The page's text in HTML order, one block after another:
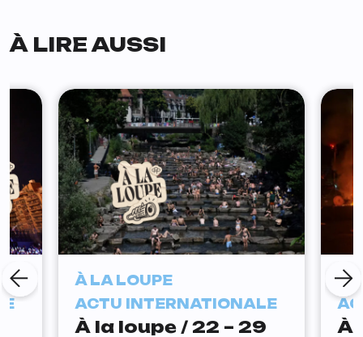
À LIRE AUSSI
À LA LOUPE
ACTU INTERNATIONALE
À la loupe / 22 – 29
À
À